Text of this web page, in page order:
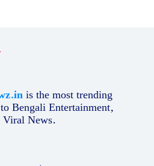
is the most trending
Bengali Entertainment,
News.